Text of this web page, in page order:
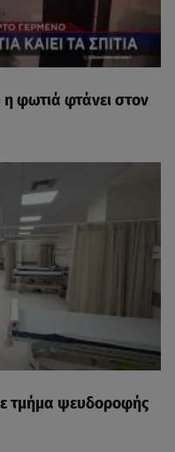
φωτιά φτάνει στον
τμήμα ψευδοροφής